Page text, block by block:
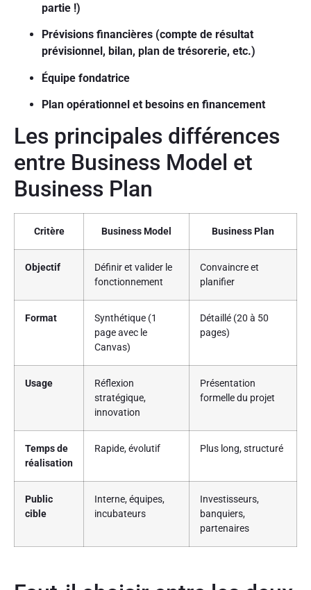
partie !)
Prévisions financières (compte de résultat
prévisionnel, bilan, plan de trésorerie, etc.)
Équipe fondatrice
Plan opérationnel et besoins en financement
Les principales différences
entre Business Model et
Business Plan
Critère Business Model Business Plan
Objectif
Définir et valider le
fonctionnement
Convaincre et
planifier
Format
Synthétique (1
page avec le
Canvas)
Détaillé (20 à 50
pages)
Usage
Réflexion
stratégique,
innovation
Présentation
formelle du projet
Temps de
réalisation
Rapide, évolutif Plus long, structuré
Public
cible
Interne, équipes,
incubateurs
Investisseurs,
banquiers,
partenaires